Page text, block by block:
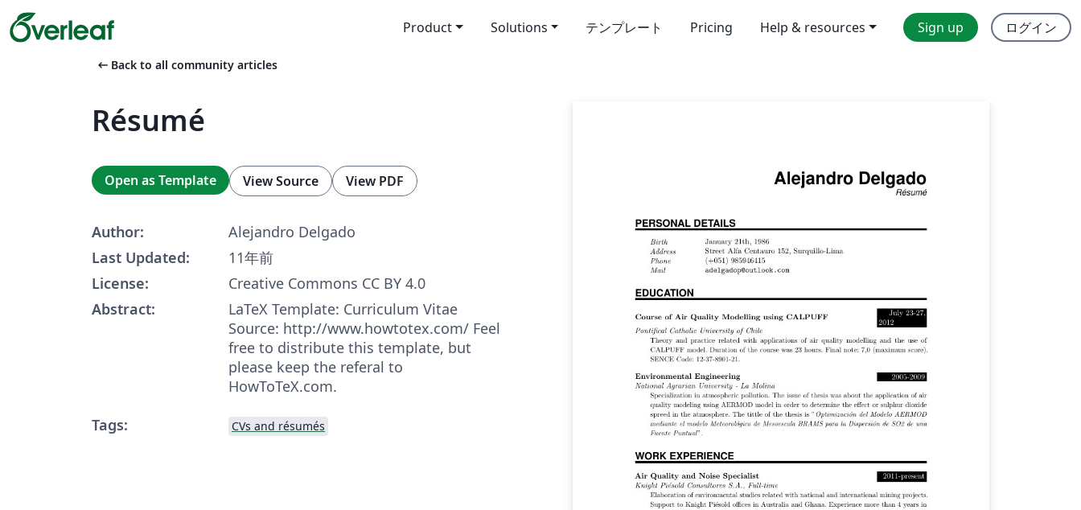
Product Solutions テンプレート Pricing Help & resources Sign up ログイン
arrow_left_alt Back to all community articles
Résumé
Open as Template View Source View PDF
Author:
Alejandro Delgado
Last Updated:
11年前
License:
Creative Commons CC BY 4.0
Abstract:
LaTeX Template: Curriculum Vitae
Source: http://www.howtotex.com/ Feel
free to distribute this template, but
please keep the referal to
HowToTeX.com.
Tags:
CVs and résumés